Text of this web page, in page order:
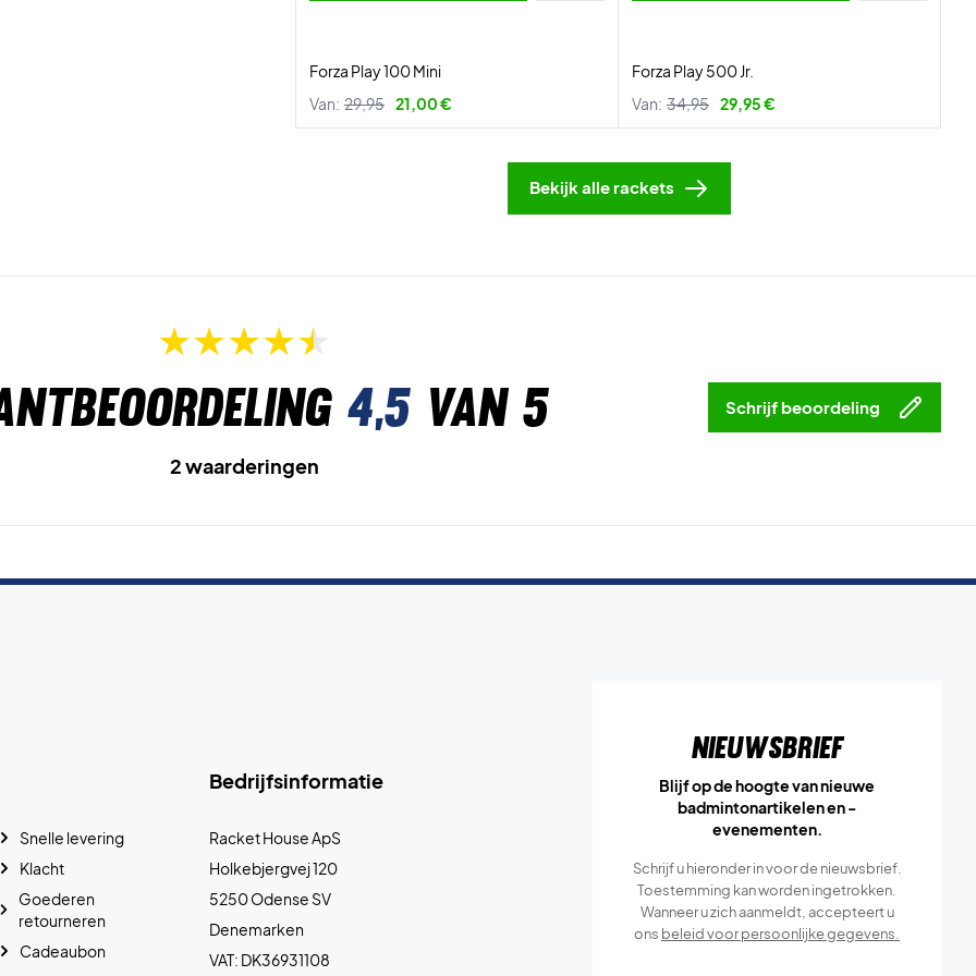
Forza Play 100 Mini
Van: 29,95 21,00 €
Forza Play 500 Jr.
Van: 34,95 29,95 €
Bekijk alle rackets
4,5van 5 Schrijf beoordeling
2 waarderingen
Bedrijfsinformatie
Racket House ApS
Holkebjergvej 120
5250 Odense SV
Denemarken
VAT: DK36931108
Snelle levering
Klacht
Goederen
retourneren
Cadeaubon
Nieuwsbrief
Blijf op de hoogte van nieuwe
badmintonartikelen en -
evenementen.
Schrijf u hieronder in voor de nieuwsbrief.
Toestemming kan worden ingetrokken.
Wanneer u zich aanmeldt, accepteert u
ons beleid voor persoonlijke gegevens.